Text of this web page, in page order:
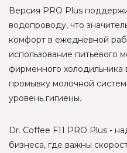
Версия PRO Plus
водопроводу, что
комфорт в ежедневной
использование питьевого
фирменного холодильника
промывку молочной
уровень гигиены.
Dr. Coffee F11 PRO Plus -
бизнеса, где важны